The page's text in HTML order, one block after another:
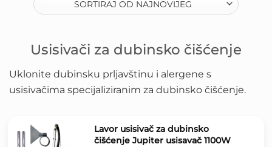
Usisivači za dubinsko čišćenje
Uklonite dubinsku prljavštinu i alergene s
usisivačima specijaliziranim za dubinsko čišćenje.
Lavor usisivač za dubinsko
čišćenje Jupiter usisavač 1100W